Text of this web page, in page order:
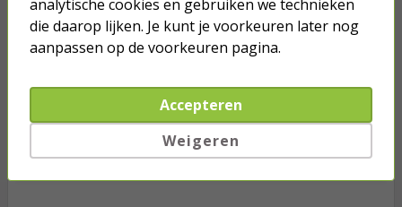
9,95
Industries | E1 (Inbouw, Randaarde,
USB A, USB C, Aanraakbeveiliging,
Mat wit)
28,95
analytische cookies en gebruiken we technieken
die daarop lijken. Je kunt je voorkeuren later nog
aanpassen op de voorkeuren pagina.
Accepteren
Weigeren